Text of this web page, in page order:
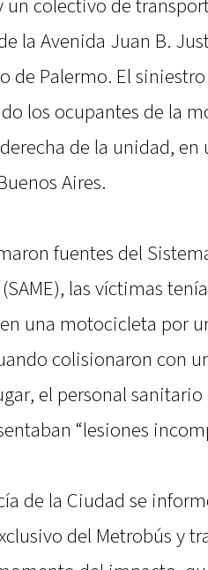
colectivo de
la Avenida Juan B.
de Palermo. El
los ocupantes de la
de la unidad,
Aires.
fuentes del
las víctimas
una motocicleta por
colisionaron con
el personal
“lesiones
de la Ciudad se
del Metrobús y